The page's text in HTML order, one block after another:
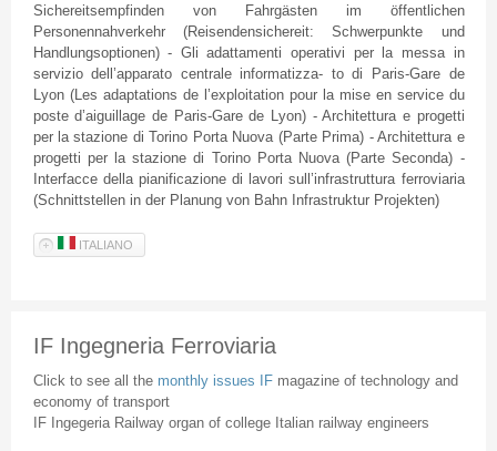
Sichereitsempfindenvon Fahrgästen im
öffentlichen
Personennahverkehr(Reisendensichereit:Schwerpunkte und
Handlungsoptionen) - Gli adattamenti operativi per la messain
servizio dell’apparato centrale informatizza- todi Paris-Garede
Lyon (Les adaptations de l’exploitationpour la miseen service du
poste d’aiguillage de Paris-Garede Lyon) -Architetturae progetti
per lastazione di Torino Porta Nuova(PartePrima) -Architetturae
progetti per lastazione di Torino Porta Nuova(Parte Seconda) -
Interfacce della pianificazione di lavori sull’infrastruttura ferroviaria
(Schnittstellenin der Planungvon Bahn Infrastruktur Projekten)
ITALIANO
IF Ingegneria Ferroviaria
Click to see all the monthly issues IF magazine of technology and
economy of transport
IF Ingegeria Railway organ of college Italian railway engineers